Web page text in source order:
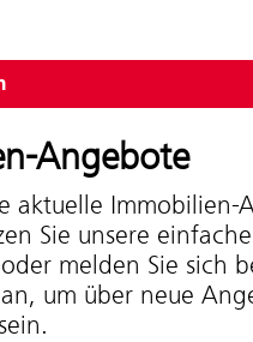
Angebote
aktuelle Immobilien-
Sie unsere einfache
melden Sie sich
um über neue